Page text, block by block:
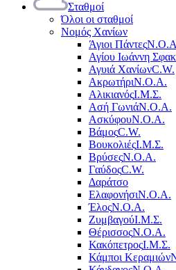
Σταθμοί
Όλοι οι σταθμοί
Νομός Χανίων
Άγιοι Πάντες
Αγίου Ιωάννη
Αγυιά ΧανίωνC.W.
ΑκρωτήριΝ.Ο.Α.
ΑλικιανόςΙ.Μ.Σ.
Ασή ΓωνιάΝ.Ο.Α.
ΑσκύφουΝ.Ο.Α.
ΒάμοςC.W.
ΒουκολιέςΙ.Μ.Σ.
ΒρύσεςΝ.Ο.Α.
ΓαύδοςC.W.
Δαράτσο
ΕλαφονήσιΝ.Ο.Α.
ΈλοςΝ.Ο.Α.
ΖυμβαγούΙ.Μ.Σ.
ΘέρισσοςΝ.Ο.Α.
ΚακόπετροςΙ.Μ.Σ.
Κάμποι Κεραμιών